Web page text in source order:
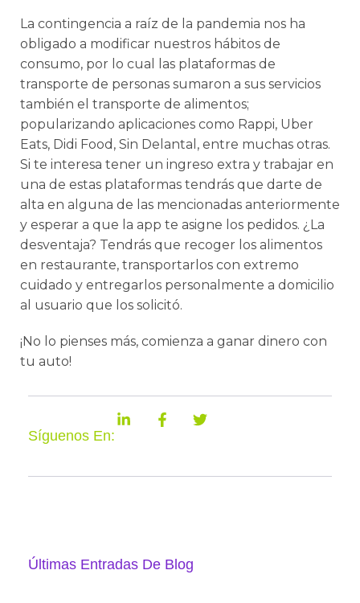
La contingencia a raíz de la pandemia nos ha
obligado a modificar nuestros hábitos de
consumo, por lo cual las plataformas de
transporte de personas sumaron a sus servicios
también el transporte de alimentos;
popularizando aplicaciones como Rappi, Uber
Eats, Didi Food, Sin Delantal, entre muchas otras.
Si te interesa tener un ingreso extra y trabajar en
una de estas plataformas tendrás que darte de
alta en alguna de las mencionadas anteriormente
y esperar a que la app te asigne los pedidos. ¿La
desventaja? Tendrás que recoger los alimentos
en restaurante, transportarlos con extremo
cuidado y entregarlos personalmente a domicilio
al usuario que los solicitó.
¡No lo pienses más, comienza a ganar dinero con
tu auto!
Síguenos En:
Últimas Entradas De Blog